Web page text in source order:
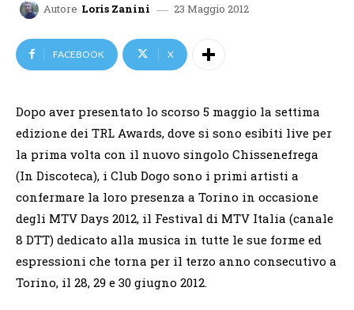
Autore Loris Zanini 23 Maggio 2012
FACEBOOK X
Dopo aver presentato lo scorso 5 maggio la settima
edizione dei TRL Awards, dove si sono esibiti live per
la prima volta con il nuovo singolo Chissenefrega
(In Discoteca), i Club Dogo sono i primi artisti a
confermare la loro presenza a Torino in occasione
degli MTV Days 2012, il Festival di MTV Italia (canale
8 DTT) dedicato alla musica in tutte le sue forme ed
espressioni che torna per il terzo anno consecutivo a
Torino, il 28, 29 e 30 giugno 2012.